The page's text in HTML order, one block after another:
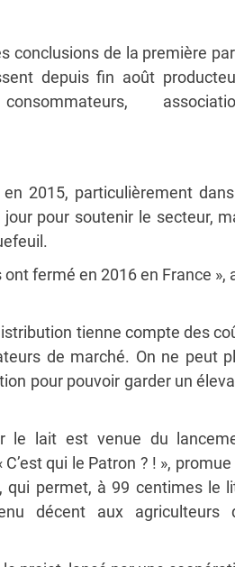
conclusions de la première
depuis fin août
2015, particulièrement
pour soutenir le secteur,
fermé en 2016 en France »,
tienne compte des
de marché. On ne peut
pour pouvoir garder un
le lait est venue du
qui le Patron ? ! », promue
qui permet, à 99 centimes le
décent aux agriculteurs